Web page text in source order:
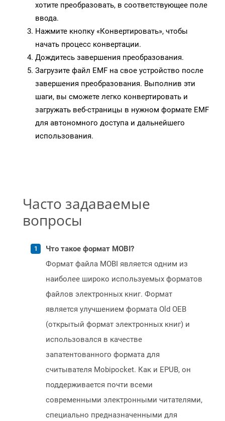
хотите преобразовать, в соответствующее поле
ввода.
Нажмите кнопку «Конвертировать», чтобы
начать процесс конвертации.
Дождитесь завершения преобразования.
Загрузите файл EMF на свое устройство после
завершения преобразования. Выполнив эти
шаги, вы сможете легко конвертировать и
загружать веб-страницы в нужном формате EMF
для автономного доступа и дальнейшего
использования.
Часто задаваемые
вопросы
Что такое формат MOBI?
Формат файла MOBI является одним из
наиболее широко используемых форматов
файлов электронных книг. Формат
является улучшением формата Old OEB
(открытый формат электронных книг) и
использовался в качестве
запатентованного формата для
считывателя Mobipocket. Как и EPUB, он
поддерживается почти всеми
современными электронными читателями,
специально предназначенными для